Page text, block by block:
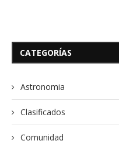
CATEGORÍAS
Astronomia
Clasificados
Comunidad